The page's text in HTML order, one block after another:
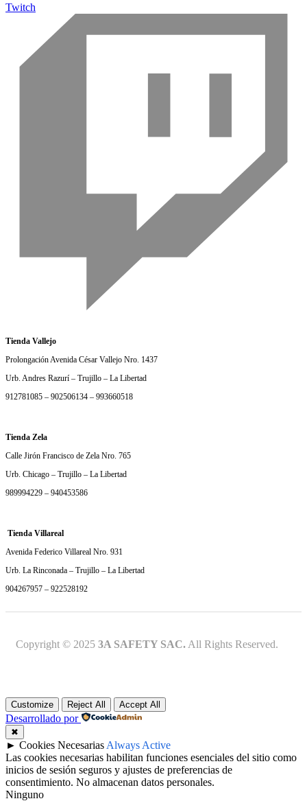
Twitch
Tienda Vallejo
Prolongación Avenida César Vallejo Nro. 1437
Urb. Andres Razurí – Trujillo – La Libertad
912781085 – 902506134 – 993660518
Tienda Zela
Calle Jirón Francisco de Zela Nro. 765
Urb. Chicago – Trujillo – La Libertad
989994229 – 940453586
Tienda Villareal
Avenida Federico Villareal Nro. 931
Urb. La Rinconada – Trujillo – La Libertad
904267957 – 922528192
Copyright © 2025 3A SAFETY SAC. All Rights Reserved.
Customize Reject All Accept All
Desarrollado por
✖
► Cookies Necesarias Always Active
Las cookies necesarias habilitan funciones esenciales del sitio como
inicios de sesión seguros y ajustes de preferencias de
consentimiento. No almacenan datos personales.
Ninguno